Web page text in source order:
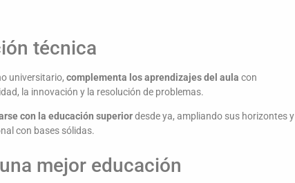
técnica
universitario, complementa los aprendizajes del aula con
la innovación y la resolución de problemas.
con la educación superiordesde ya, ampliando sus horizontes y
con bases sólidas.
mejor educación